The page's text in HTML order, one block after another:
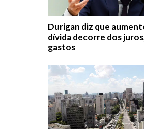
Durigan diz que
dívida decorre dos
gastos